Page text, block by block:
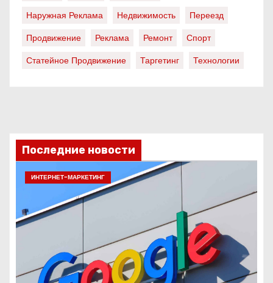
Наружная Реклама
Недвижимость
Переезд
Продвижение
Реклама Ремонт
Спорт
Статейное Продвижение
Таргетинг Технологии
Последние новости
ИНТЕРНЕТ-МАРКЕТИНГ